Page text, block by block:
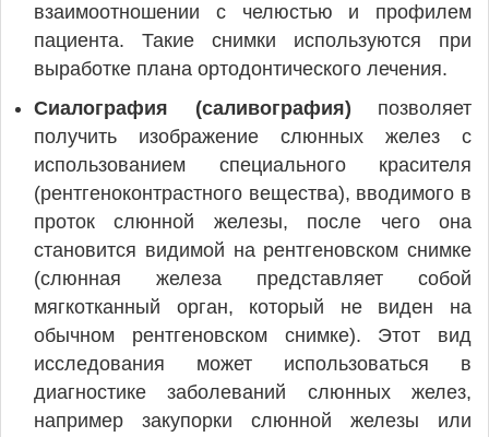
взаимоотношении с челюстью и профилем
пациента. Такие снимки используются при
выработке плана ортодонтического лечения.
Сиалография (саливография) позволяет
получить изображение слюнных желез с
использованием специального красителя
(рентгеноконтрастного вещества), вводимого в
проток слюнной железы, после чего она
становится видимой на рентгеновском снимке
(слюнная железа представляет собой
мягкотканный орган, который не виден на
обычном рентгеновском снимке). Этот вид
исследования может использоваться в
диагностике заболеваний слюнных желез,
например закупорки слюнной железы или